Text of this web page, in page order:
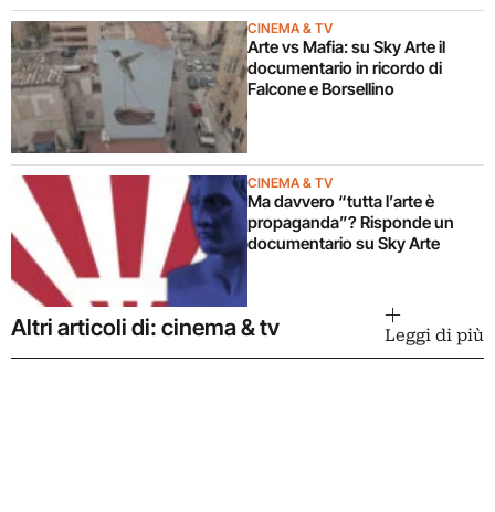
CINEMA & TV
Arte vs Mafia: su Sky Arte il
documentario in ricordo di
Falcone e Borsellino
CINEMA & TV
Ma davvero “tutta l’arte è
propaganda”? Risponde un
documentario su Sky Arte
Altri articoli di: cinema & tv Leggi di più